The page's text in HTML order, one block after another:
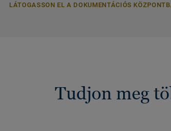
LÁTOGASSON EL A DOKUMENTÁCIÓS
Tudjon meg